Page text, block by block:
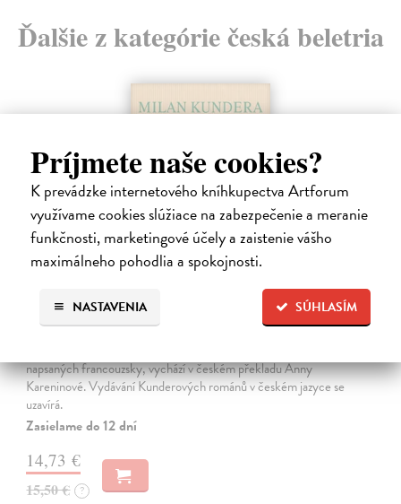
Príjmete naše cookies?
K prevádzke internetového kníhkupectva Artforum
využívame cookies slúžiace na zabezpečenie a meranie
funkčnosti, marketingové účely a zaistenie vášho
maximálneho pohodlia a spokojnosti.
SÚHLASÍM
NASTAVENIA
Ďalšie z kategórie česká beletria
Pomalost
Kundera Milan| Kniha
napsaných francouzsky, vychází v českém překladu Anny
Kareninové. Vydávání Kunderových románů v českém jazyce se
uzavírá.
Zasielame do 12 dní
14,73 €
15,50 € ?